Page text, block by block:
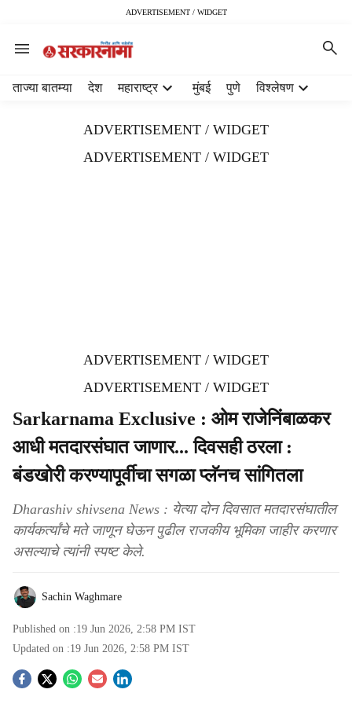
ADVERTISEMENT / WIDGET
ताज्या बातम्या देश महाराष्ट्र मुंबई पुणे विश्लेषण
ADVERTISEMENT / WIDGET
ADVERTISEMENT / WIDGET
ADVERTISEMENT / WIDGET
ADVERTISEMENT / WIDGET
Sarkarnama Exclusive : ओम राजेनिंबाळकर
आधी मतदारसंघात जाणार... दिवसही ठरला :
बंडखोरी करण्यापूर्वीचा सगळा प्लॅनच सांगितला
Dharashiv shivsena News : येत्या दोन दिवसात मतदारसंघातील
कार्यकर्त्यांचे मते जाणून घेऊन पुढील राजकीय भूमिका जाहीर करणार
असल्याचे त्यांनी स्पष्ट केले.
Sachin Waghmare
Published on :19 Jun 2026, 2:58 PM IST
Updated on :19 Jun 2026, 2:58 PM IST
S